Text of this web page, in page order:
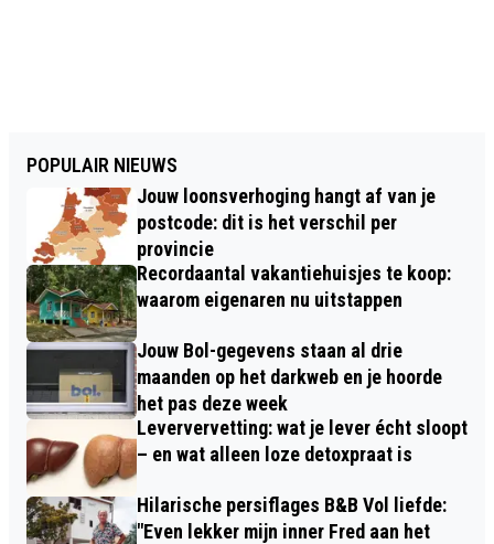
POPULAIR NIEUWS
Jouw loonsverhoging hangt af van je
postcode: dit is het verschil per
provincie
Recordaantal vakantiehuisjes te koop:
waarom eigenaren nu uitstappen
Jouw Bol-gegevens staan al drie
maanden op het darkweb en je hoorde
het pas deze week
Leververvetting: wat je lever écht sloopt
– en wat alleen loze detoxpraat is
Hilarische persiflages B&B Vol liefde:
"Even lekker mijn inner Fred aan het